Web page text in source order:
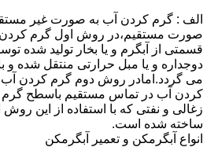
الف : گرم کردن آب به صورت غیر
صورت مستقیم،در روش اول گرم
قسمتی از آبگرم و یا بخار تولید شده
دوجداره و یا مبل حرارتی منتقل
می گردد.امادر روش دوم گرم کردن
کردن آب در تماس مستقیم باسطح گرم
زغالی و نفتی که با استفاده از این
ساخته شده است.
انواع آبگرمکن و تعمیر آبگرمکن